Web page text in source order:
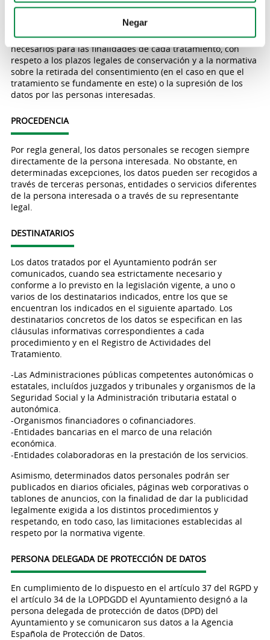
Negar
PLAZO DE CONSERVACIÓN
Los datos personales serán conservados mientras sean
necesarios para las finalidades de cada tratamiento, con
respeto a los plazos legales de conservación y a la normativa
sobre la retirada del consentimiento (en el caso en que el
tratamiento se fundamente en este) o la supresión de los
datos por las personas interesadas.
PROCEDENCIA
Por regla general, los datos personales se recogen siempre
directamente de la persona interesada. No obstante, en
determinadas excepciones, los datos pueden ser recogidos a
través de terceras personas, entidades o servicios diferentes
de la persona interesada o a través de su representante
legal.
DESTINATARIOS
Los datos tratados por el Ayuntamiento podrán ser
comunicados, cuando sea estrictamente necesario y
conforme a lo previsto en la legislación vigente, a uno o
varios de los destinatarios indicados, entre los que se
encuentran los indicados en el siguiente apartado. Los
destinatarios concretos de los datos se especifican en las
cláusulas informativas correspondientes a cada
procedimiento y en el Registro de Actividades del
Tratamiento.
-Las Administraciones públicas competentes autonómicas o
estatales, incluídos juzgados y tribunales y organismos de la
Seguridad Social y la Administración tributaria estatal o
autonómica.
-Organismos financiadores o cofinanciadores.
-Entidades bancarias en el marco de una relación
económica.
-Entidades colaboradoras en la prestación de los servicios.
Asimismo, determinados datos personales podrán ser
publicados en diarios oficiales, páginas web corporativas o
tablones de anuncios, con la finalidad de dar la publicidad
legalmente exigida a los distintos procedimientos y
respetando, en todo caso, las limitaciones establecidas al
respeto por la normativa vigente.
PERSONA DELEGADA DE PROTECCIÓN DE DATOS
En cumplimiento de lo dispuesto en el artículo 37 del RGPD y
el artículo 34 de la LOPDGDD el Ayuntamiento designó a la
persona delegada de protección de datos (DPD) del
Ayuntamiento y se comunicaron sus datos a la Agencia
Española de Protección de Datos.